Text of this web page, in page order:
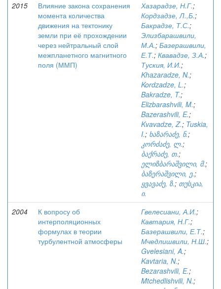
2015
Влияние закона сохранения
момента количества
движения на тектонику
земли при её прохождении
через нейтральный слой
межпланетного магнитного
поля (ММП)
Хазарадзе, Н.Г.;
Кордзадзе, Л.,Б.;
Бакрадзе, Т.С.;
Элизбарашвили,
М.А.; Базерашвили,
Е.Т.; Квавадзе, З.А.;
Туския, И.И.;
Khazaradze, N.;
Kordzadze, L.;
Bakradze, T.;
Elizbarashvili, M.;
Bazerashvili, E.;
Kvavadze, Z.; Tuskia,
I.; ხაზარაძე, ნ.;
კორძაძე, ლ.;
ბაქრაძე, თ.;
ელიზბარაშვილი, მ.;
ბაზერაშვილი, ე.;
ყვავაძე, ზ.; თუსკია,
ი.
2004
К вопросу об
интерполяционных
формулах в теории
турбулентной атмосферы
Гвелесиани, А.И.;
Кавтария, Н.Г.;
Базерашвили, Е.Т.;
Мчедлишвили, Н.Ш.;
Gvelesiani, A.;
Kavtaria, N.;
Bezarashvili, E.;
Mtchedlishvili, N.;